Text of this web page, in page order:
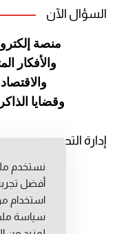
السؤال الآن
منصة
والأفكار
وقضايا
إدارة التحرير
رئيس
رئيس
نستخدم
أفضل
استخدام
سياسة